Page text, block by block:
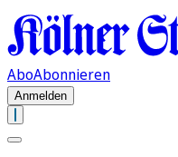
AboAbonnieren
Anmelden